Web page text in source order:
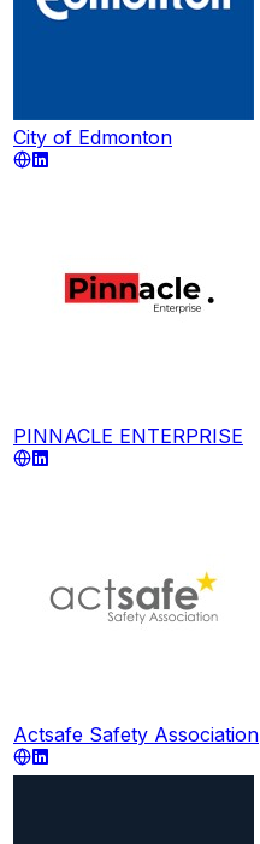
City of Edmonton
PINNACLE ENTERPRISE
Actsafe Safety Association